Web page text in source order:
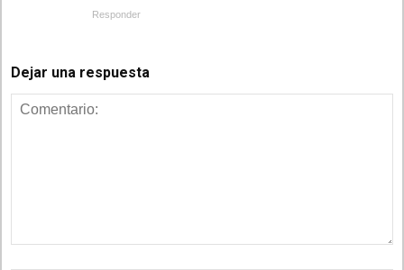
Responder
Dejar una respuesta